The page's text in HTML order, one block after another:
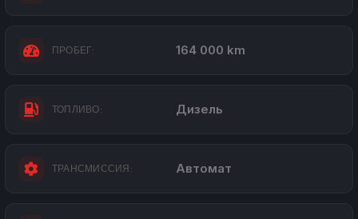
ПРОБЕГ: 164 000 km
ТОПЛИВО: Дизель
ТРАНСМИССИЯ: Автомат